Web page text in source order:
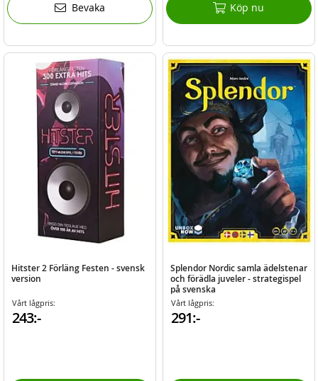
Bevaka Köp nu
Hitster 2 Förläng Festen - svensk
version
Vårt lågpris:
243:-
Splendor Nordic samla ädelstenar
och förädla juveler - strategispel
på svenska
Vårt lågpris:
291:-